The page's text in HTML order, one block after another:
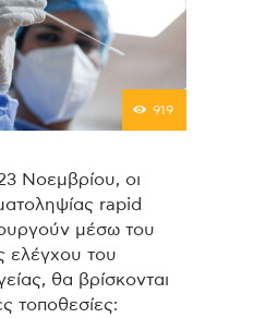
919
Νοεμβρίου, οι
rapid
μέσω του
ελέγχου του
θα βρίσκονται
τοποθεσίες: